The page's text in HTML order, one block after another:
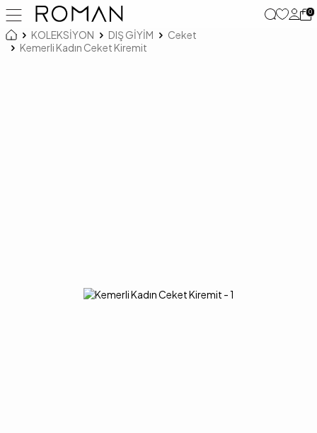
0
KOLEKSİYON DIŞ GİYİM
Ceket
Kemerli Kadın Ceket Kiremit